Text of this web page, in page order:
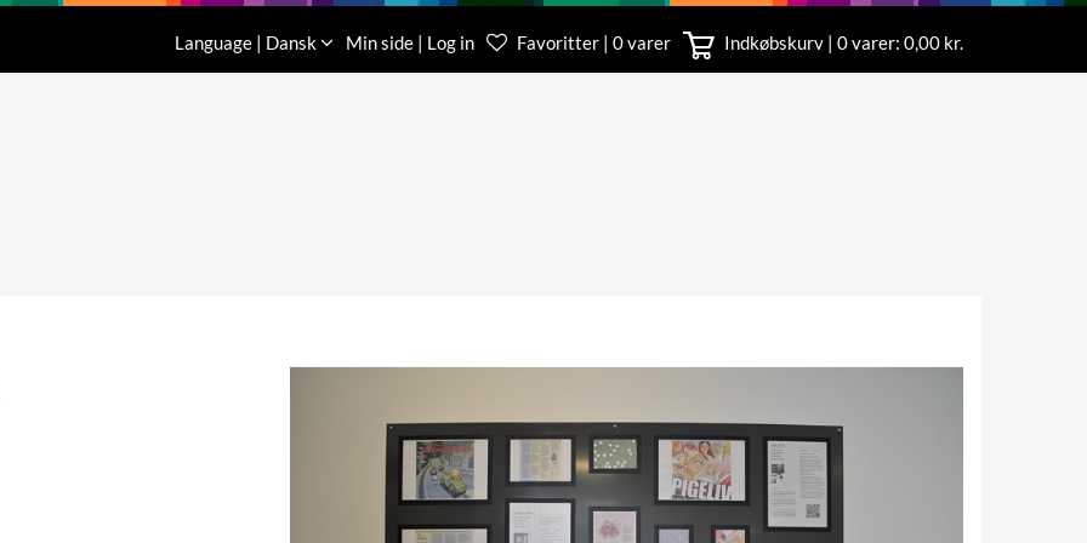
Language | Dansk Min side | Log in Favoritter | 0 varer Indkøbskurv | 0varer: 0,00 kr.
Kundeservice
76 78 26 11